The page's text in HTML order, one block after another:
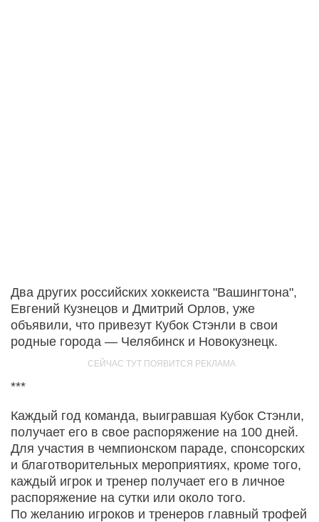
Два других российских хоккеиста "Вашингтона",
Евгений Кузнецов и Дмитрий Орлов, уже
объявили, что привезут Кубок Стэнли в свои
родные города — Челябинск и Новокузнецк.
***
Каждый год команда, выигравшая Кубок Стэнли,
получает его в свое распоряжение на 100 дней.
Для участия в чемпионском параде, спонсорских
и благотворительных мероприятиях, кроме того,
каждый игрок и тренер получает его в личное
распоряжение на сутки или около того.
По желанию игроков и тренеров главный трофей